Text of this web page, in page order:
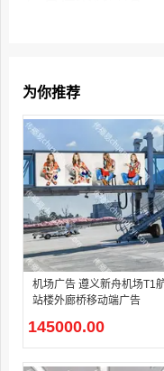
为你推荐
机场广告 遵义新舟机场T1
站楼外廊桥移动端广告
145000.00